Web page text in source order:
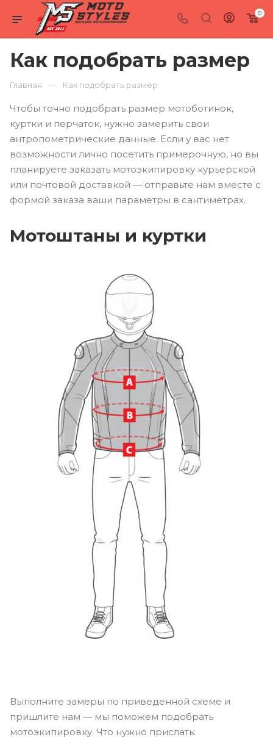
0
Как подобрать размер
Главная — Как подобрать размер
Чтобы точно подобрать размер мотоботинок,
куртки и перчаток, нужно замерить свои
антропометрические данные. Если у вас нет
возможности лично посетить примерочную, но вы
планируете заказать мотоэкипировку курьерской
или почтовой доставкой — отправьте нам вместе с
формой заказа ваши параметры в сантиметрах.
Мотоштаны и куртки
Выполните замеры по приведенной схеме и
пришлите нам — мы поможем подобрать
мотоэкипировку. Что нужно прислать: